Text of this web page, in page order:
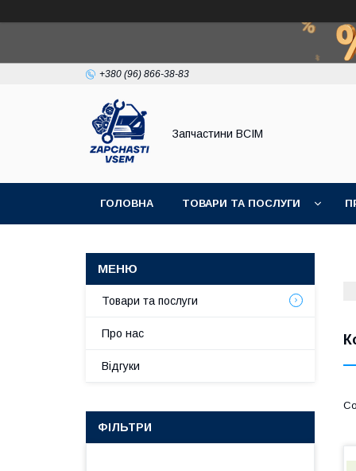
+380 (96) 866-38-83
Запчастини ВСІМ
ГОЛОВНА ТОВАРИ ТА ПОСЛУГИ
Товари та послуги
Про нас
Відгуки
ФІЛЬТРИ